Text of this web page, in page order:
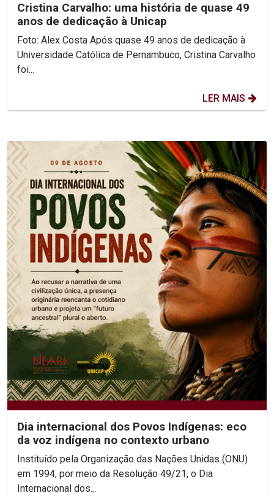
Cristina Carvalho: uma história de quase 49
anos de dedicação à Unicap
Foto: Alex Costa Após quase 49 anos de dedicação à
Universidade Católica de Pernambuco, Cristina Carvalho
foi...
LER MAIS
Dia internacional dos Povos Indígenas: eco
da voz indígena no contexto urbano
Instituído pela Organização das Nações Unidas (ONU)
em 1994, por meio da Resolução 49/21, o Dia
Internacional dos...